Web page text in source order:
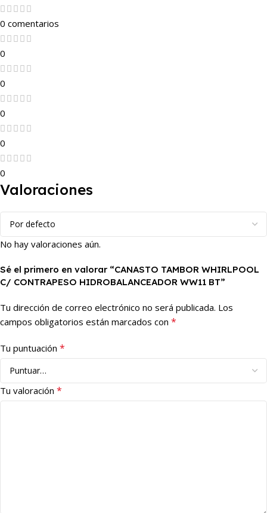
0 comentarios
0
0
0
0
0
Valoraciones
No hay valoraciones aún.
Sé el primero en valorar “CANASTO TAMBOR WHIRLPOOL
C/ CONTRAPESO HIDROBALANCEADOR WW11 BT”
Tu dirección de correo electrónico no será publicada. Los
campos obligatorios están marcados con *
Tu puntuación *
Tu valoración *